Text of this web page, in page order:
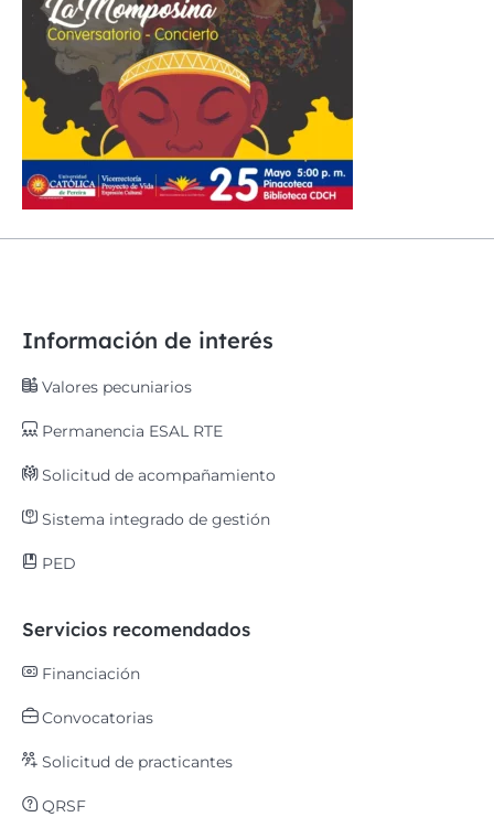
Información de interés
Valores pecuniarios
Permanencia ESAL RTE
Solicitud de acompañamiento
Sistema integrado de gestión
PED
Servicios recomendados
Financiación
Convocatorias
Solicitud de practicantes
QRSF